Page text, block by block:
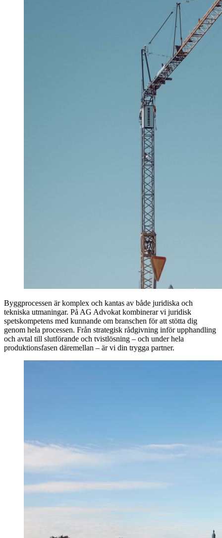
Byggprocessen är komplex och kantas av både juridiska och
tekniska utmaningar. På AG Advokat kombinerar vi juridisk
spetskompetens med kunnande om branschen för att stötta dig
genom hela processen. Från strategisk rådgivning inför upphandling
och avtal till slutförande och tvistlösning – och under hela
produktionsfasen däremellan – är vi din trygga partner.